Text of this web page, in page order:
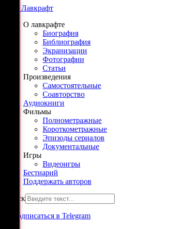
Г. Ф. Лавкрафт
О лавкрафте
Биография
Библиография
Экранизации
Фотографии
Статьи
Произведения
Самостоятельные
Соавторство
Аудиокниги
Фильмы
Полнометражные
Короткометражные
Эпизоды сериалов
Документальные
Игры
Видеоигры
Бестиарий
Поддержать авторов
Поиск